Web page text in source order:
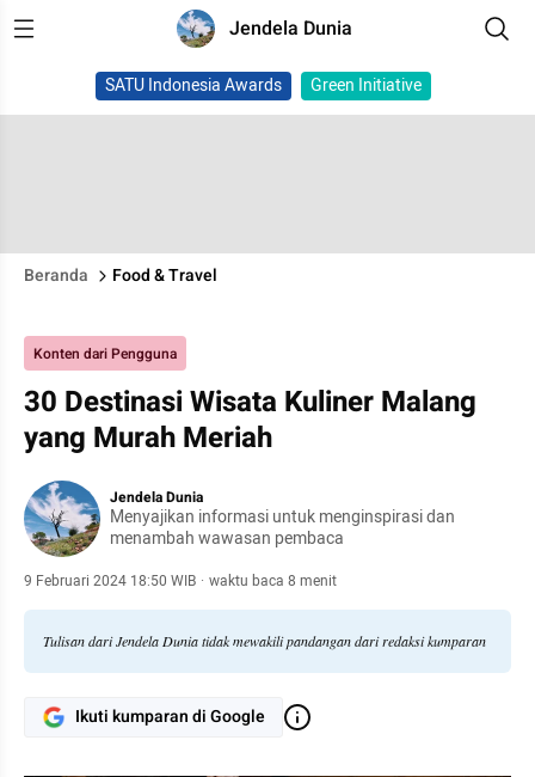
Jendela Dunia
SATU Indonesia Awards Green Initiative
Beranda Food & Travel
Konten dari Pengguna
30 Destinasi Wisata Kuliner Malang
yang Murah Meriah
Jendela Dunia
Menyajikan informasi untuk menginspirasi dan
menambah wawasan pembaca
9 Februari 2024 18:50 WIB · waktu baca 8 menit
Tulisan dari Jendela Dunia tidak mewakili pandangan dari redaksi kumparan
Ikuti kumparan di Google